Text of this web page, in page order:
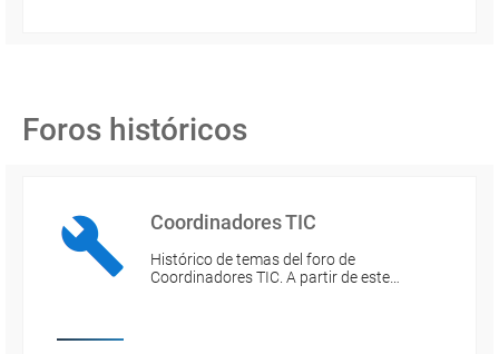
Foros históricos
Coordinadores TIC
Histórico de temas del foro de
Coordinadores TIC. A partir de este…